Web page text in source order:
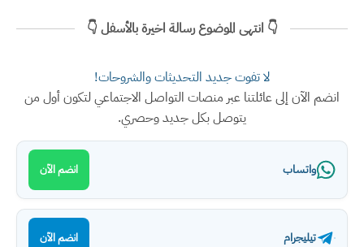
👇 انتهى الموضوع رسالة اخيرة بالأسفل 👇
لا تفوت جديد التحديثات والشروحات!
انضم الآن إلى عائلتنا عبر منصات التواصل الاجتماعي لتكون أول من
يتوصل بكل جديد وحصري.
واتساب انضم الآن
تيليجرام انضم الآن